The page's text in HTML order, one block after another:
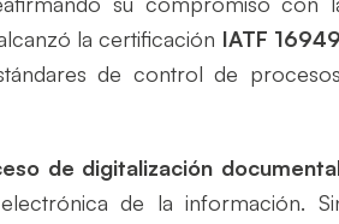
la certificación IATF 16949
de control de
de digitalización
de la información.